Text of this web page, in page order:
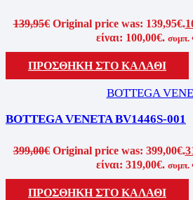
139,95€ Original price was: 139,95€.
είναι: 100,00€.
ΠΡΟΣΘΉΚΗ ΣΤΟ ΚΑΛΆΘΙ
BOTTEGA
BOTTEGA VENETA BV1446S-001
399,00€ Original price was: 399,00€.
είναι: 319,00€.
ΠΡΟΣΘΉΚΗ ΣΤΟ ΚΑΛΆΘΙ